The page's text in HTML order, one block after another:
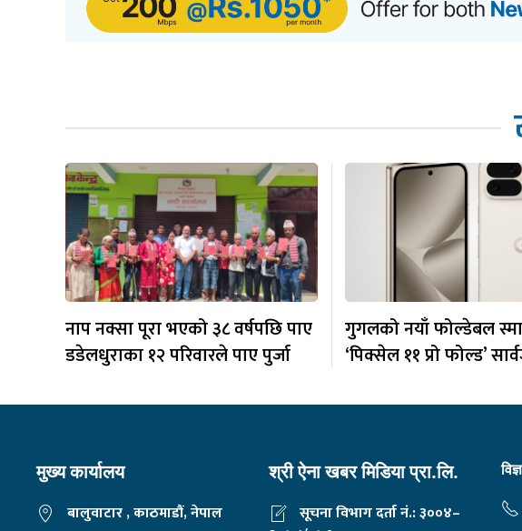
नाप नक्सा पूरा भएको ३८ वर्षपछि पाए
डडेलधुराका १२ परिवारले पाए पुर्जा
गुगलको नयाँ फोल्डेबल
‘पिक्सेल ११ प्रो फोल्ड’
मुख्य कार्यालय
बालुवाटार , काठमाडौं, नेपाल
श्री ऐना खबर मिडिया प्रा.लि.
सूचना विभाग दर्ता नं.: ३००४–